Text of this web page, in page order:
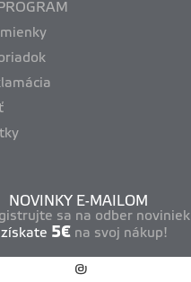
NOVINKY E-MAILOM
sa na odber noviniek
získate 5€ na svoj nákup!